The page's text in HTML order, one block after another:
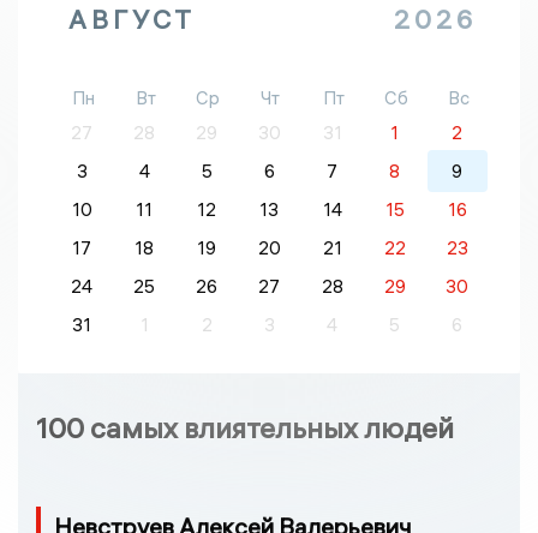
АВГУСТ 2026
Пн Вт Ср Чт Пт Сб
Вс
27
28 29 30 31 1
2
3
4 5 6 7 8
9
10
11 12 13 14 15
16
17
18 19 20 21 22
23
24
25 26 27 28 29
30
31
1 2 3 4 5 6
100 самых влиятельных людей
Невструев Алексей Валерьевич